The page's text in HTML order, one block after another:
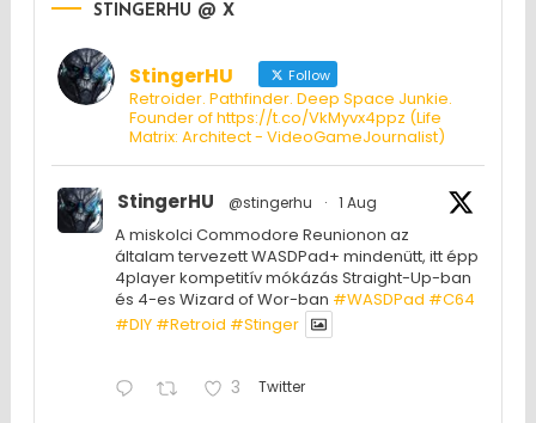
STINGERHU @ X
StingerHU Follow
Retroider. Pathfinder. Deep Space Junkie.
Founder of https://t.co/VkMyvx4ppz (Life
Matrix: Architect - VideoGameJournalist)
StingerHU @stingerhu · 1 Aug
A miskolci Commodore Reunionon az
általam tervezett WASDPad+ mindenütt, itt épp
4player kompetitív mókázás Straight-Up-ban
és 4-es Wizard of Wor-ban #WASDPad #C64
#DIY #Retroid #Stinger
3 Twitter